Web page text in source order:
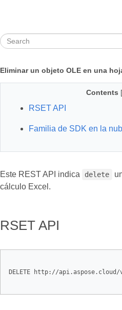
Eliminar un objeto OLE en una
Contents [
RSET API
Familia de SDK en la
Este REST API indica delete
cálculo Excel.
RSET API
DELETE http://